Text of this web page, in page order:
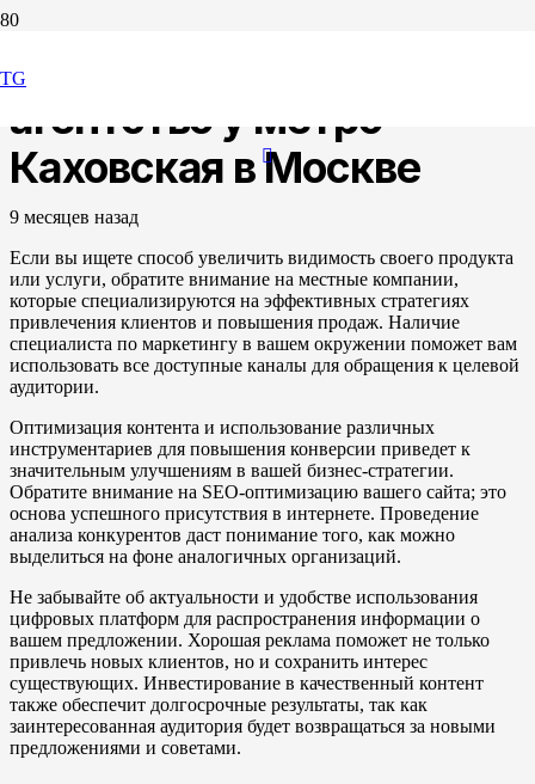
TG
Маркетинговое
агентство у метро
Каховская в Москве
9 месяцев назад
Если вы ищете способ увеличить видимость своего продукта
или услуги, обратите внимание на местные компании,
которые специализируются на эффективных стратегиях
привлечения клиентов и повышения продаж. Наличие
специалиста по маркетингу в вашем окружении поможет вам
использовать все доступные каналы для обращения к целевой
аудитории.
Оптимизация контента и использование различных
инструментариев для повышения конверсии приведет к
значительным улучшениям в вашей бизнес-стратегии.
Обратите внимание на SEO-оптимизацию вашего сайта; это
основа успешного присутствия в интернете. Проведение
анализа конкурентов даст понимание того, как можно
выделиться на фоне аналогичных организаций.
Не забывайте об актуальности и удобстве использования
цифровых платформ для распространения информации о
вашем предложении. Хорошая реклама поможет не только
привлечь новых клиентов, но и сохранить интерес
существующих. Инвестирование в качественный контент
также обеспечит долгосрочные результаты, так как
заинтересованная аудитория будет возвращаться за новыми
предложениями и советами.